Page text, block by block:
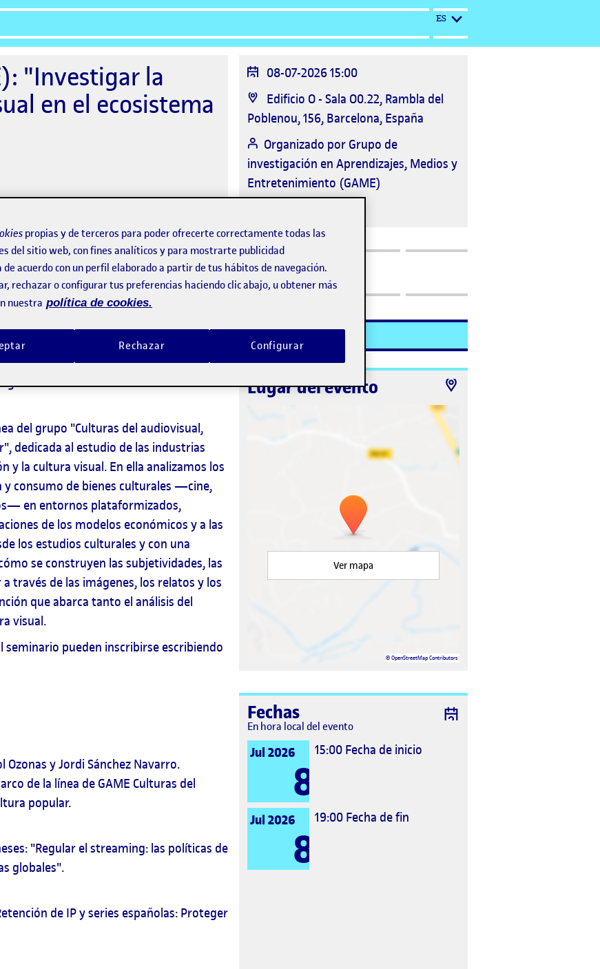
ES IDIOMA ACTUAL: ESPAÑOL
"Investigar la
en el ecosistema
Fecha
del
evento
08-07-2026 15:00
Ubicación
Edificio O - Sala O0.22, Rambla del
Poblenou, 156, Barcelona, España
Organizado por Grupo de
investigación en Aprendizajes, Medios y
Entretenimiento (GAME)
Medios y Entretenimiento
la industria audiovisual en el
del grupo "Culturas del audiovisual,
dedicada al estudio de las industrias
y la cultura visual. En ella analizamos los
consumo de bienes culturales —cine,
en entornos plataformizados,
de los modelos económicos y a las
los estudios culturales y con una
se construyen las subjetividades, las
través de las imágenes, los relatos y los
que abarca tanto el análisis del
visual.
seminario pueden inscribirse escribiendo
Ozonas y Jordi Sánchez Navarro.
de la línea de GAME Culturas del
popular.
"Regular el streaming: las políticas de
globales".
de IP y series españolas: Proteger
Contacto
Lugar del evento
Ver mapa
©OpenStreetMapContributors
Fechas
En hora local del evento
Jul 2026
8
15:00 Fecha de inicio
Jul 2026
8
19:00 Fecha de fin
propias y de terceros para poder ofrecerte correctamente todas las
del sitio web, con fines analíticos y para mostrarte publicidad
de acuerdo con un perfil elaborado a partir de tus hábitos de navegación.
rechazar o configurar tus preferencias haciendo clic abajo, u obtener más
nuestra política de cookies.
Rechazar Configurar